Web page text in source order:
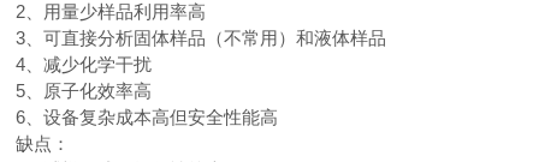
2、用量少样品利用率高
3、可直接分析固体样品（不常用）和液体样品
4、减少化学干扰
5、原子化效率高
6、设备复杂成本高但安全性能高
缺点：